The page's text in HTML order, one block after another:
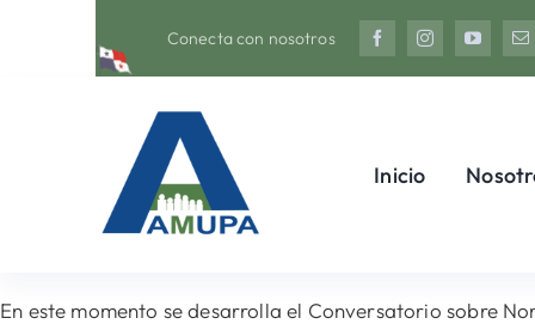
Conecta con nosotros
Inicio
En este momento se desarrolla el Conversatorio sobre